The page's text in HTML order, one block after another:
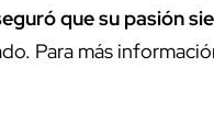
que su pasión
Para más